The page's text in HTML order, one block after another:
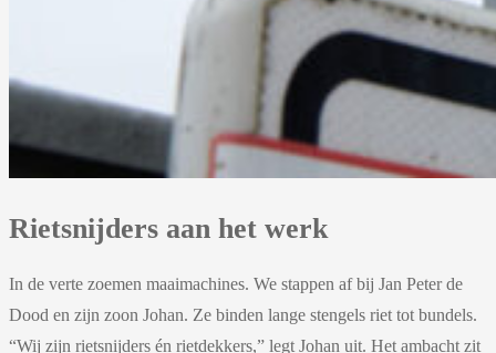
Rietsnijders aan het werk
In de verte zoemen maaimachines. We stappen af bij Jan Peter de
Dood en zijn zoon Johan. Ze binden lange stengels riet tot bundels.
“Wij zijn rietsnijders én rietdekkers,” legt Johan uit. Het ambacht zit